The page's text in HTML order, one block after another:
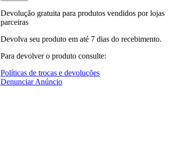
Devolução gratuita para produtos vendidos por lojas
parceiras
Devolva seu produto em até 7 dias do recebimento.
Para devolver o produto consulte:
Políticas de trocas e devoluções
Denunciar Anúncio